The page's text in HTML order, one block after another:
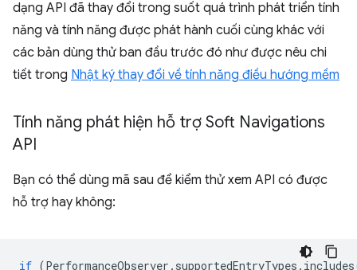
dạng API đã thay đổi trong suốt quá trình phát triển tính
năng và tính năng được phát hành cuối cùng khác với
các bản dùng thử ban đầu trước đó như được nêu chi
tiết trong Nhật ký thay đổi về tính năng điều hướng mềm
Tính năng phát hiện hỗ trợ Soft Navigations
API
Bạn có thể dùng mã sau để kiểm thử xem API có được
hỗ trợ hay không:
if (PerformanceObserver . supportedEntryTypes . includes